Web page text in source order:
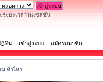
ระยะเวลาในเซสชั่น
ฏิทิน เข้าสู่ระบบ สมัครสมาชิก
ม ทั่วไทย